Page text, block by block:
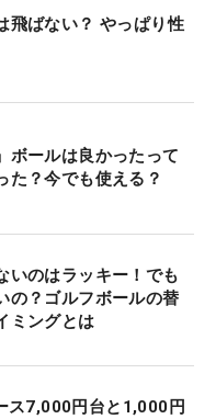
飛ばない？ やっぱり性
ボールは良かったって
た？今でも使える？
いのはラッキー！でも
の？ゴルフボールの替
ミングとは
ス7,000円台と1,000円